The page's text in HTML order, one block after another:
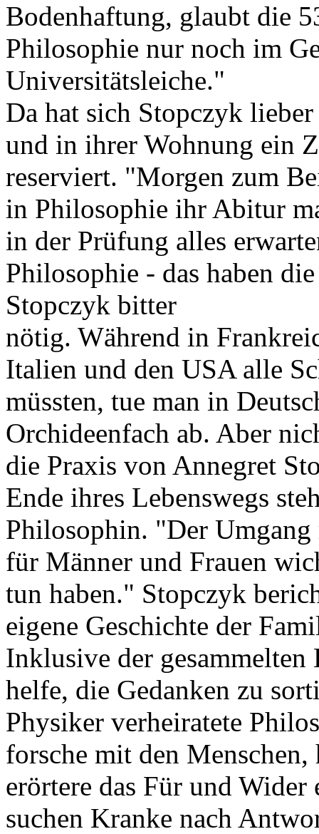
Bodenhaftung, glaubt die
Philosophie nur noch im
Universitätsleiche."
Da hat sich Stopczyk
und in ihrer Wohnung ein
reserviert. "Morgen zum
in Philosophie ihr Abitur
in der Prüfung alles
Philosophie - das haben
Stopczyk bitter
nötig. Während in
Italien und den USA alle
müssten, tue man in
Orchideenfach ab. Aber
die Praxis von Annegret
Ende ihres Lebenswegs
Philosophin. "Der Umgang
für Männer und Frauen
tun haben." Stopczyk
eigene Geschichte der
Inklusive der
helfe, die Gedanken zu
Physiker verheiratete
forsche mit den
erörtere das Für und
suchen Kranke nach